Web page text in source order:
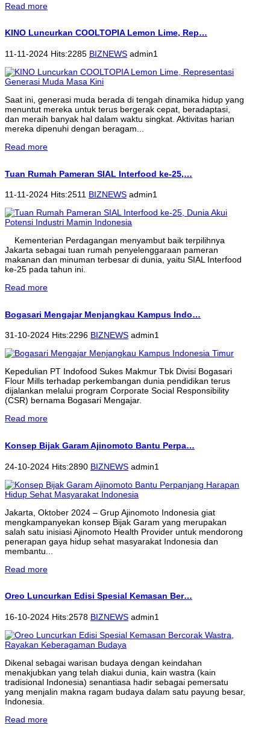
Read more
KINO Luncurkan COOLTOPIA Lemon Lime, Rep…
11-11-2024 Hits:2285 BIZNEWS admin1
Saat ini, generasi muda berada di tengah dinamika hidup yang
menuntut mereka untuk terus bergerak cepat, beradaptasi,
dan meraih banyak hal dalam waktu singkat. Aktivitas harian
mereka dipenuhi dengan beragam...
Read more
Tuan Rumah Pameran SIAL Interfood ke-25,…
11-11-2024 Hits:2511 BIZNEWS admin1
Kementerian Perdagangan menyambut baik terpilihnya
Jakarta sebagai tuan rumah penyelenggaraan pameran
makanan dan minuman terbesar di dunia, yaitu SIAL Interfood
ke-25 pada tahun ini.
Read more
Bogasari Mengajar Menjangkau Kampus Indo…
31-10-2024 Hits:2296 BIZNEWS admin1
Kepedulian PT Indofood Sukes Makmur Tbk Divisi Bogasari
Flour Mills terhadap perkembangan dunia pendidikan terus
dijalankan melalui program Corporate Social Responsibility
(CSR) bernama Bogasari Mengajar.
Read more
Konsep Bijak Garam Ajinomoto Bantu Perpa…
24-10-2024 Hits:2890 BIZNEWS admin1
Jakarta, Oktober 2024 – Grup Ajinomoto Indonesia giat
mengkampanyekan konsep Bijak Garam yang merupakan
salah satu inisiasi Ajinomoto Health Provider untuk mendorong
penerapan gaya hidup sehat masyarakat Indonesia dan
membantu...
Read more
Oreo Luncurkan Edisi Spesial Kemasan Ber…
16-10-2024 Hits:2578 BIZNEWS admin1
Dikenal sebagai warisan budaya dengan keindahan
menakjubkan yang telah diakui dunia, kain wastra (kain
tradisional Indonesia) senantiasa hadir sebagai pemersatu
yang menjalin makna ragam budaya dalam satu payung besar,
Indonesia.
Read more